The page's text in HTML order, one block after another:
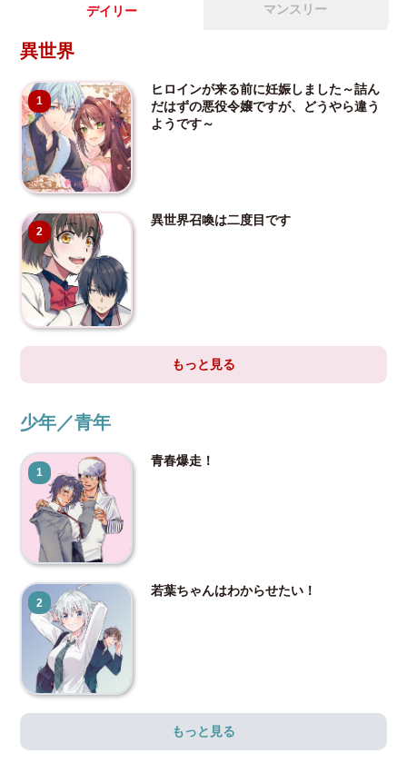
デイリー マンスリー
異世界
1
ヒロインが来る前に妊娠しました～詰ん
だはずの悪役令嬢ですが、どうやら違う
ようです～
2
異世界召喚は二度目です
もっと見る
少年／青年
1
青春爆走！
2
若葉ちゃんはわからせたい！
もっと見る